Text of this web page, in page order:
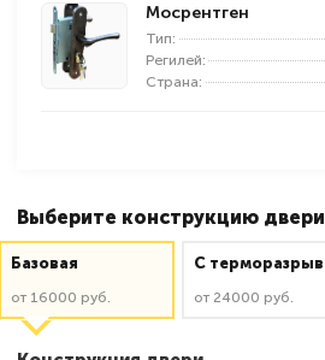
Мосрентген
Тип:
Регилей:
Страна:
Выберите конструкцию
Базовая
от 16000 руб.
C
от 24000 руб.